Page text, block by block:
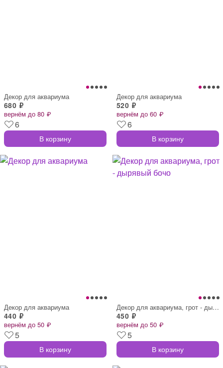
Декор для аквариума
680 ₽
вернём до 80 ₽
6
В корзину
Декор для аквариума
520 ₽
вернём до 60 ₽
6
В корзину
Декор для аквариума
440 ₽
вернём до 50 ₽
5
В корзину
Декор для аквариума, грот - дырявый бочо
450 ₽
вернём до 50 ₽
5
В корзину